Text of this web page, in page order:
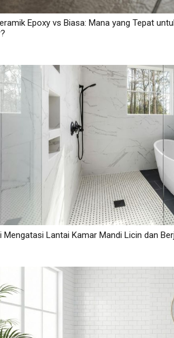
Epoxy vs Biasa: Mana yang Tepat
Mengatasi Lantai Kamar Mandi Licin dan